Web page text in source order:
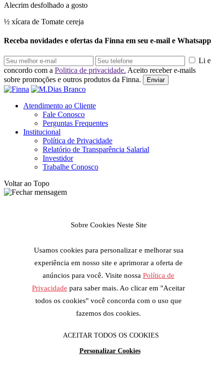
Alecrim desfolhado a gosto
½ xícara de Tomate cereja
Receba novidades e ofertas da Finna em seu e-mail e Whatsapp
Li e
concordo com a Politica de privacidade. Aceito receber e-mails
sobre promoções e outros produtos da Finna.
Enviar
Atendimento ao Cliente
Fale Conosco
Perguntas Frequentes
Institucional
Política de Privacidade
Relatório de Transparência Salarial
Investidor
Trabalhe Conosco
Voltar ao Topo
Sobre Cookies Neste Site
Usamos cookies para personalizar e melhorar sua
experiência em nosso site e aprimorar a oferta de
anúncios para você. Visite nossa Política de
Privacidade para saber mais. Ao clicar em "Aceitar
todos os cookies" você concorda com o uso que
fazemos dos cookies.
ACEITAR TODOS OS COOKIES
Personalizar Cookies